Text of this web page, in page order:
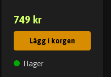
749 kr
Lägg i korgen
I lager